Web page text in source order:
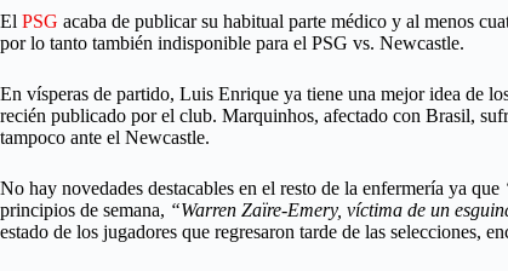
El PSG acaba de publicar su habitual parte médico y al menos
por lo tanto también indisponible para el PSG vs. Newcastle.
En vísperas de partido, Luis Enrique ya tiene una mejor idea de
recién publicado por el club. Marquinhos, afectado con Brasil,
tampoco ante el Newcastle.
No hay novedades destacables en el resto de la enfermería ya que
principios de semana, “Warren Zaïre-Emery, víctima de un
estado de los jugadores que regresaron tarde de las selecciones,